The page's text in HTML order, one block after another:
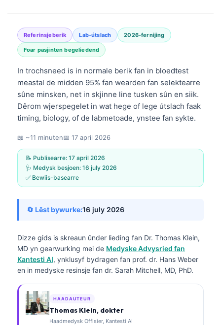
Referinsjeberik Lab-útslach 2026-fernijing
Foar pasjinten begeliedend
In trochsneed is in normale berik fan in bloedtest
meastal de midden 95% fan wearden fan selektearre
sûne minsken, net in skjinne line tusken sûn en siik.
Dêrom wjerspegelet in wat hege of lege útslach faak
timing, biology, of de labmetoade, ynstee fan sykte.
📖 ~11 minuten📅 17 april 2026
📝 Publisearre: 17 april 2026
🩺 Medysk besjoen: 16 july 2026
✅ Bewiis-basearre
🔄 Lêst bywurke:16 july 2026
Dizze gids is skreaun ûnder lieding fan Dr. Thomas Klein,
MD yn gearwurking mei de Medyske Advysried fan
Kantesti AI, ynklusyf bydragen fan prof. dr. Hans Weber
en in medyske resinsje fan dr. Sarah Mitchell, MD, PhD.
HAADAUTEUR
Thomas Klein, dokter
Haadmedysk Offisier, Kantesti AI